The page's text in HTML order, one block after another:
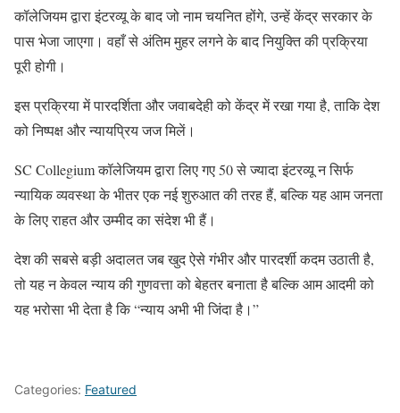
कॉलेजियम द्वारा इंटरव्यू के बाद जो नाम चयनित होंगे, उन्हें केंद्र सरकार के
पास भेजा जाएगा। वहाँ से अंतिम मुहर लगने के बाद नियुक्ति की प्रक्रिया
पूरी होगी।
इस प्रक्रिया में पारदर्शिता और जवाबदेही को केंद्र में रखा गया है, ताकि देश
को निष्पक्ष और न्यायप्रिय जज मिलें।
SC Collegium कॉलेजियम द्वारा लिए गए 50 से ज्यादा इंटरव्यू न सिर्फ
न्यायिक व्यवस्था के भीतर एक नई शुरुआत की तरह हैं, बल्कि यह आम जनता
के लिए राहत और उम्मीद का संदेश भी हैं।
देश की सबसे बड़ी अदालत जब खुद ऐसे गंभीर और पारदर्शी कदम उठाती है,
तो यह न केवल न्याय की गुणवत्ता को बेहतर बनाता है बल्कि आम आदमी को
यह भरोसा भी देता है कि “न्याय अभी भी जिंदा है।”
Categories: Featured